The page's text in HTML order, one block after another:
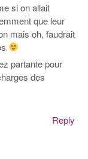
si on allait
que leur
mais oh, faudrait
partante pour
des
Reply